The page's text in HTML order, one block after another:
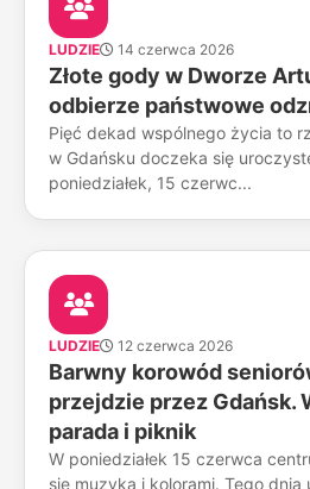
LUDZIE 14 czerwca 2026
Złote gody w Dworze
odbierze państwowe
Pięć dekad wspólnego życia to
w Gdańsku doczeka się
poniedziałek, 15 czerwc...
LUDZIE 12 czerwca 2026
Barwny korowód
przejdzie przez Gdańsk.
parada i piknik
W poniedziałek 15 czerwca
się muzyką i kolorami. Tego dnia